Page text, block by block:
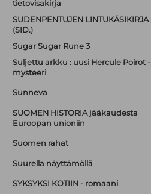
tietovisakirja
SUDENPENTUJEN LINTUKÄSIKIRJA
(SID.)
Sugar Sugar Rune 3
Suljettu arkku : uusi Hercule Poirot -
mysteeri
Sunneva
SUOMEN HISTORIA jääkaudesta
Euroopan unioniin
Suomen rahat
Suurella näyttämöllä
SYKSYKSI KOTIIN - romaani